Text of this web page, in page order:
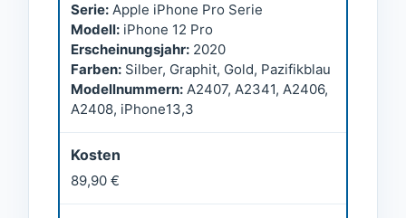
Serie: Apple iPhone Pro Serie
Modell: iPhone 12 Pro
Erscheinungsjahr: 2020
Farben: Silber, Graphit, Gold, Pazifikblau
Modellnummern: A2407, A2341, A2406,
A2408, iPhone13,3
Kosten
89,90 €